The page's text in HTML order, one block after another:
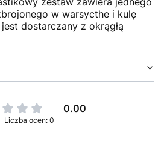
w warsycthe i kulę
dostarczany z okrągłą
0.00
Liczba ocen: 0